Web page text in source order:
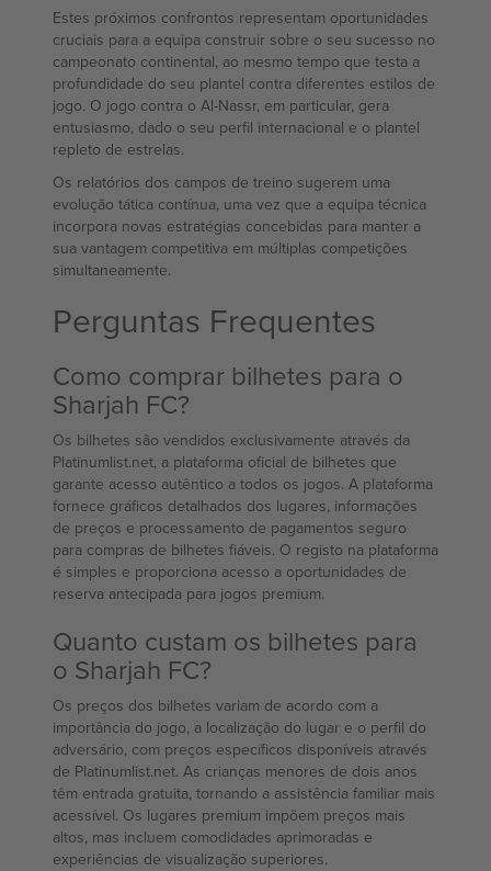
Estes próximos confrontos representam oportunidades
cruciais para a equipa construir sobre o seu sucesso no
campeonato continental, ao mesmo tempo que testa a
profundidade do seu plantel contra diferentes estilos de
jogo. O jogo contra o Al-Nassr, em particular, gera
entusiasmo, dado o seu perfil internacional e o plantel
repleto de estrelas.
Os relatórios dos campos de treino sugerem uma
evolução tática contínua, uma vez que a equipa técnica
incorpora novas estratégias concebidas para manter a
sua vantagem competitiva em múltiplas competições
simultaneamente.
Perguntas Frequentes
Como comprar bilhetes para o
Sharjah FC?
Os bilhetes são vendidos exclusivamente através da
Platinumlist.net, a plataforma oficial de bilhetes que
garante acesso autêntico a todos os jogos. A plataforma
fornece gráficos detalhados dos lugares, informações
de preços e processamento de pagamentos seguro
para compras de bilhetes fiáveis. O registo na plataforma
é simples e proporciona acesso a oportunidades de
reserva antecipada para jogos premium.
Quanto custam os bilhetes para
o Sharjah FC?
Os preços dos bilhetes variam de acordo com a
importância do jogo, a localização do lugar e o perfil do
adversário, com preços específicos disponíveis através
de Platinumlist.net. As crianças menores de dois anos
têm entrada gratuita, tornando a assistência familiar mais
acessível. Os lugares premium impõem preços mais
altos, mas incluem comodidades aprimoradas e
experiências de visualização superiores.